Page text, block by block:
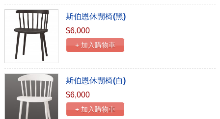
斯伯恩休閒椅(黑)
$6,000
+ 加入購物車
斯伯恩休閒椅(白)
$6,000
+ 加入購物車